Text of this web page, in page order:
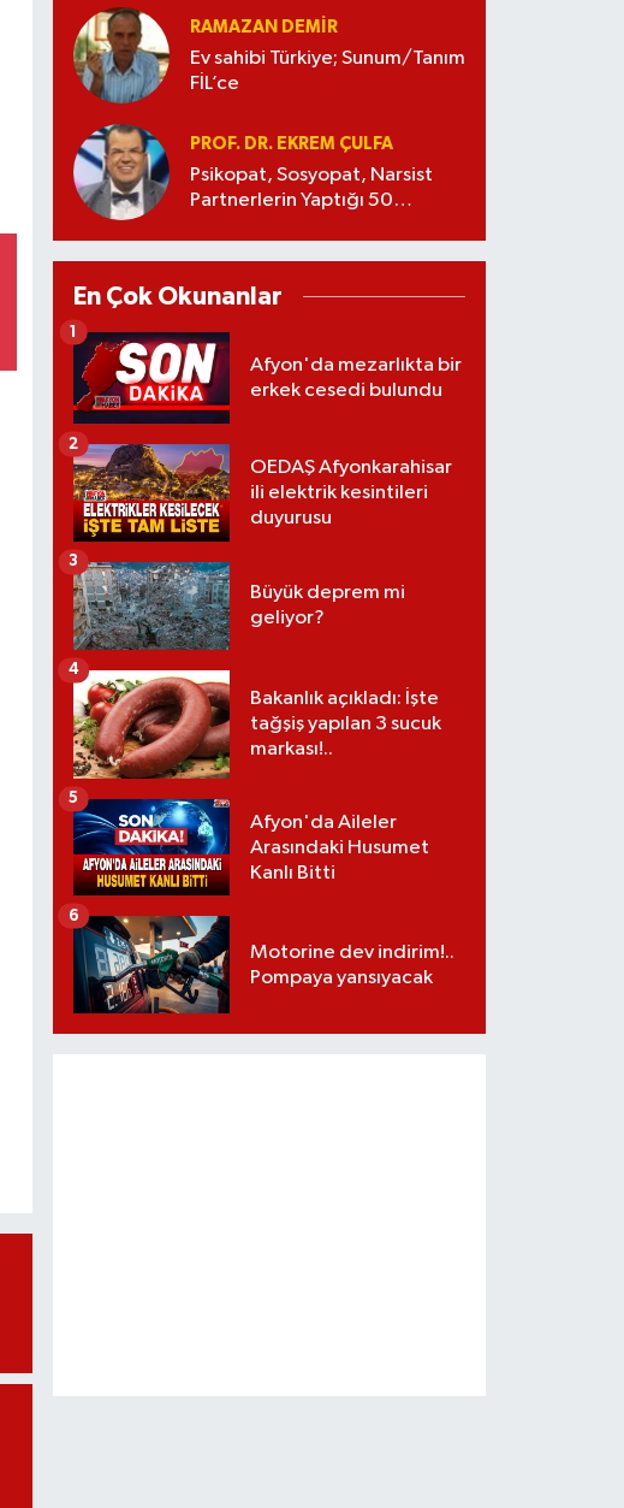
RAMAZAN DEMİR
Ev sahibi Türkiye; Sunum/Tanım
FİL’ce
PROF. DR. EKREM ÇULFA
Psikopat, Sosyopat, Narsist
Partnerlerin Yaptığı 50
En Çok Okunanlar
Afyon'da mezarlıkta bir
erkek cesedi bulundu
1
OEDAŞ Afyonkarahisar
ili elektrik kesintileri
duyurusu
2
Büyük deprem mi
geliyor?
3
Bakanlık açıkladı: İşte
tağşiş yapılan 3 sucuk
markası!..
4
Afyon'da Aileler
Arasındaki Husumet
Kanlı Bitti
5
Motorine dev indirim!..
Pompaya yansıyacak
6